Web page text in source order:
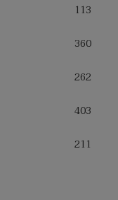
113
360
262
403
211